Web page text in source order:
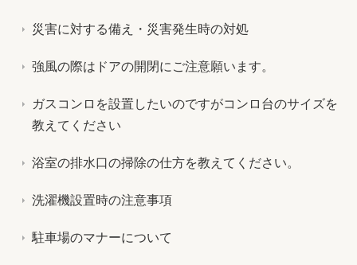
災害に対する備え・災害発生時の対処
強風の際はドアの開閉にご注意願います。
ガスコンロを設置したいのですがコンロ台のサイズを
教えてください
浴室の排水口の掃除の仕方を教えてください。
洗濯機設置時の注意事項
駐車場のマナーについて